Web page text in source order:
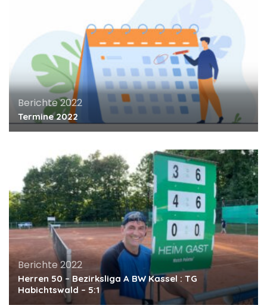
Berichte 2022
Termine 2022
Berichte 2022
Herren 50 – Bezirksliga A BW Kassel : TG
Habichtswald – 5:1